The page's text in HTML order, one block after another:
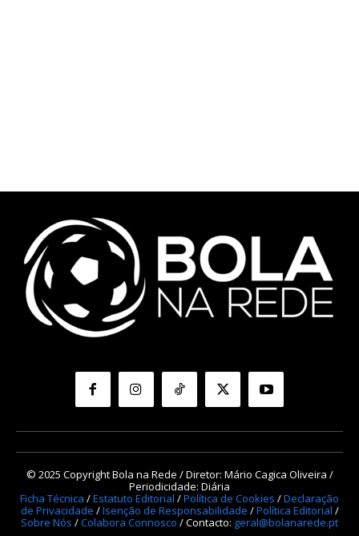
© 2025 Copyright Bola na Rede / Diretor: Mário Cagica Oliveira /
Periodicidade: Diária
Ficha Técnica /Estatuto Editorial /Política de Cookies /Declaração
de Privacidade /Isenção de Responsabilidade /Política Editorial /
Sobre Nós /Colabora Connosco / Contacto: geral@bolanarede.pt